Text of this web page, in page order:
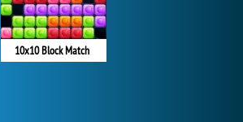
10x10 Block Match